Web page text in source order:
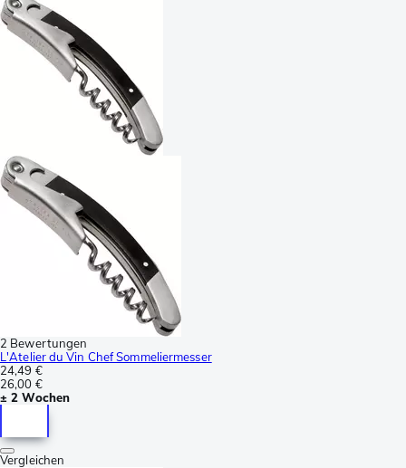
2 Bewertungen
L'Atelier du Vin Chef Sommeliermesser
24,49 €
26,00 €
± 2 Wochen
Vergleichen